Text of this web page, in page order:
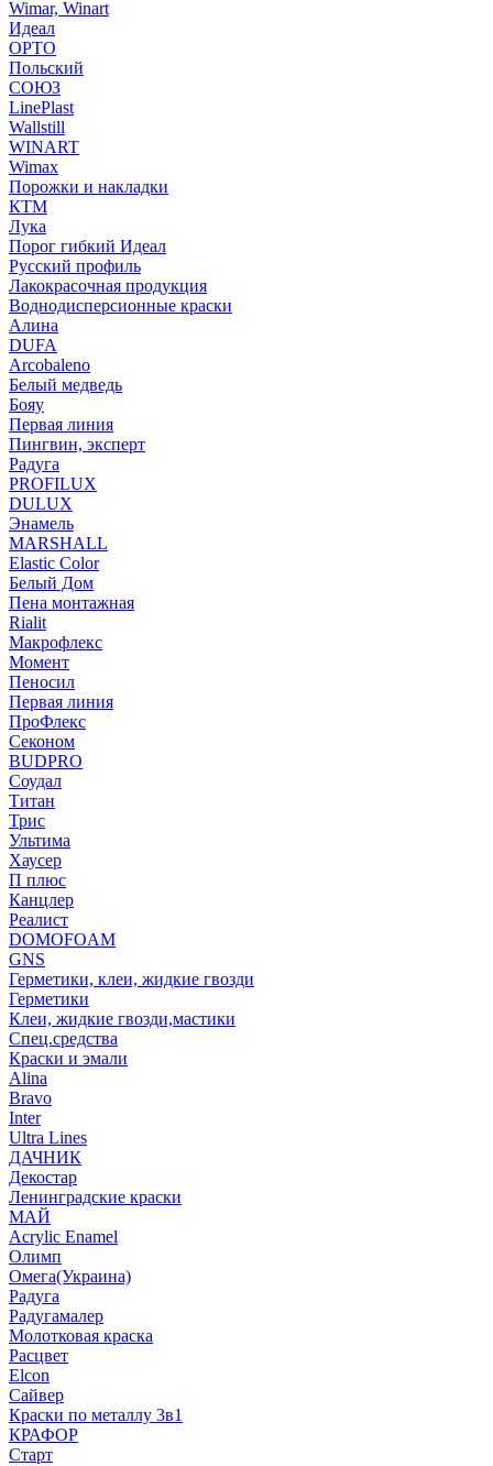
Wimar, Winart
Идеал
ОРТО
Польский
СОЮЗ
LinePlast
Wallstill
WINART
Wimax
Порожки и накладки
КТМ
Лука
Порог гибкий Идеал
Русский профиль
Лакокрасочная продукция
Воднодисперсионные краски
Алина
DUFA
Arcobaleno
Белый медведь
Бояу
Первая линия
Пингвин, эксперт
Радуга
PROFILUX
DULUX
Энамель
MARSHALL
Elastic Color
Белый Дом
Пена монтажная
Rialit
Макрофлекс
Момент
Пеносил
Первая линия
ПроФлекс
Секоном
BUDPRO
Соудал
Титан
Трис
Ультима
Хаусер
П плюс
Канцлер
Реалист
DOMOFOAM
GNS
Герметики, клеи, жидкие гвозди
Герметики
Клеи, жидкие гвозди,мастики
Спец.средства
Краски и эмали
Alina
Bravo
Inter
Ultra Lines
ДАЧНИК
Декостар
Ленинградские краски
МАЙ
Acrylic Enamel
Олимп
Омега(Украина)
Радуга
Радугамалер
Молотковая краска
Расцвет
Elcon
Сайвер
Краски по металлу 3в1
КРАФОР
Старт